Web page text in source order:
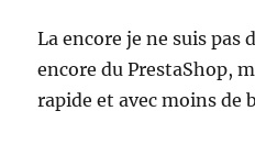
La encore je ne suis pas
encore du PrestaShop,
rapide et avec moins de